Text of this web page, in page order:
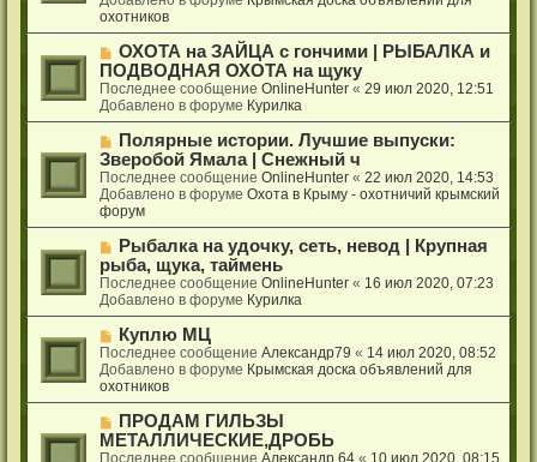
щ
е
н
и
е
е
с
о
о
б
щ
е
н
и
е
охотников
Н
о
в
о
е
с
о
о
б
щ
е
н
и
е
ОХОТА на ЗАЙЦА с гончими | РЫБАЛКА и
ПОДВОДНАЯ ОХОТА на щуку
Последнее сообщениеOnlineHunter «29 июл 2020, 12:51
Добавлено в форуме Курилка
Н
о
в
о
е
с
о
о
б
щ
е
н
и
е
Полярные истории. Лучшие выпуски:
Зверобой Ямала | Снежный ч
Последнее сообщениеOnlineHunter «22 июл 2020, 14:53
Добавлено в форумеОхота в Крыму - охотничий крымский
форум
Н
о
в
о
е
с
о
о
б
щ
е
н
и
Рыбалка на удочку, сеть, невод | Крупная
рыба, щука, таймень
Последнее сообщениеOnlineHunter « 16 июл 2020, 07:23
Добавлено в форуме Курилка
Н
о
в
о
е
с
о
о
Куплю МЦ
Последнее сообщениеАлександр79 « 14 июл 2020, 08:52
Добавлено в форуме Крымская доска объявлений для
охотников
Н
о
в
ПРОДАМ ГИЛЬЗЫ
МЕТАЛЛИЧЕСКИЕ,ДРОБЬ
Последнее сообщениеАлександр 64 « 10 июл 2020, 08:15